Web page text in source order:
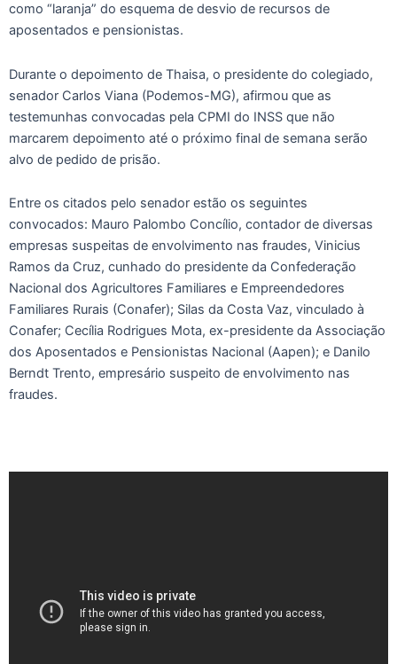
como “laranja” do esquema de desvio de recursos de
aposentados e pensionistas.
Durante o depoimento de Thaisa, o presidente do colegiado,
senador Carlos Viana (Podemos-MG), afirmou que as
testemunhas convocadas pela CPMI do INSS que não
marcarem depoimento até o próximo final de semana serão
alvo de pedido de prisão.
Entre os citados pelo senador estão os seguintes
convocados: Mauro Palombo Concílio, contador de diversas
empresas suspeitas de envolvimento nas fraudes, Vinicius
Ramos da Cruz, cunhado do presidente da Confederação
Nacional dos Agricultores Familiares e Empreendedores
Familiares Rurais (Conafer); Silas da Costa Vaz, vinculado à
Conafer; Cecília Rodrigues Mota, ex-presidente da Associação
dos Aposentados e Pensionistas Nacional (Aapen); e Danilo
Berndt Trento, empresário suspeito de envolvimento nas
fraudes.